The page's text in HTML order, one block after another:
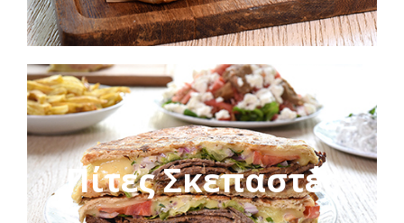
Πίτες Σκεπαστές